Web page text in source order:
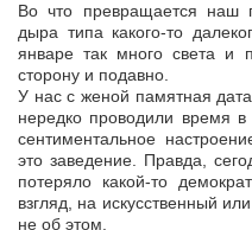
Во что превращается наш
дыра типа какого-то
январе так много света и
сторону и подавно.
У нас с женой памятная
нередко проводили время
сентиментальное
это заведение. Правда,
потеряло какой-то
взгляд, на искусственный
не об этом.